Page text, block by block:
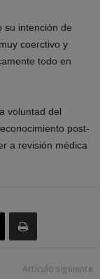
su intención de
coerctivo y
todo en
voluntad del
post-
a revisión médica
Artículo siguiente